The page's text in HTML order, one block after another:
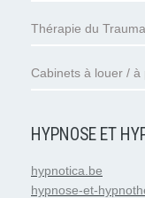
Thérapie du
Cabinets à louer / à
HYPNOSE ET
hypnotica.be
hypnose-et-